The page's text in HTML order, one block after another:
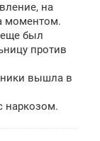
на
моментом.
еще был
против
вышла в
наркозом.